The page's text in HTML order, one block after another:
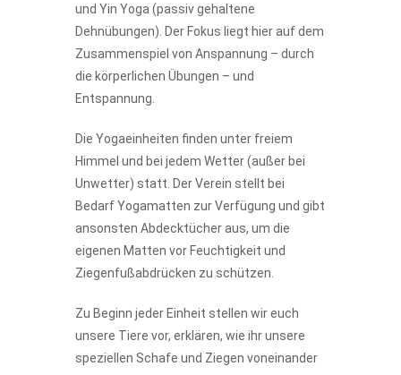
und Yin Yoga (passiv gehaltene
Dehnübungen). Der Fokus liegt hier auf dem
Zusammenspiel von Anspannung – durch
die körperlichen Übungen – und
Entspannung.
Die Yogaeinheiten finden unter freiem
Himmel und bei jedem Wetter (außer bei
Unwetter) statt. Der Verein stellt bei
Bedarf Yogamatten zur Verfügung und gibt
ansonsten Abdecktücher aus, um die
eigenen Matten vor Feuchtigkeit und
Ziegenfußabdrücken zu schützen.
Zu Beginn jeder Einheit stellen wir euch
unsere Tiere vor, erklären, wie ihr unsere
speziellen Schafe und Ziegen voneinander